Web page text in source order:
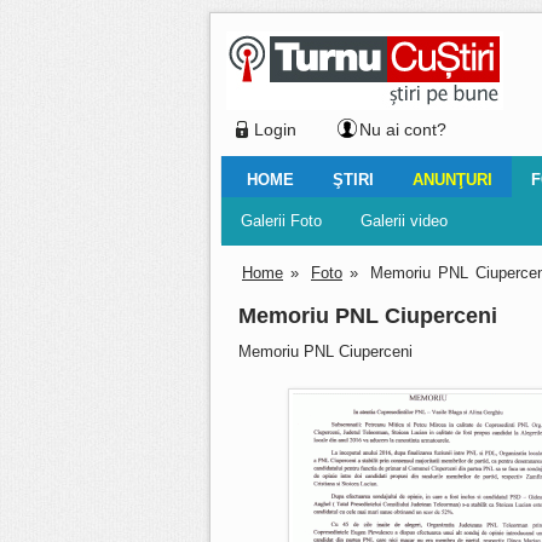
Login Nu ai cont?
HOME
Ştiri locale Turnaţi aici!
ŞTIRI
Ştiri locale Ştiri din ţară
ANUNŢURI
Imobiliare Auto Închirieri
Galerii Foto Galerii video
Comentariul zilei
Home » Foto » Memoriu PNL
Memoriu PNL Ciuperceni
Memoriu PNL Ciuperceni